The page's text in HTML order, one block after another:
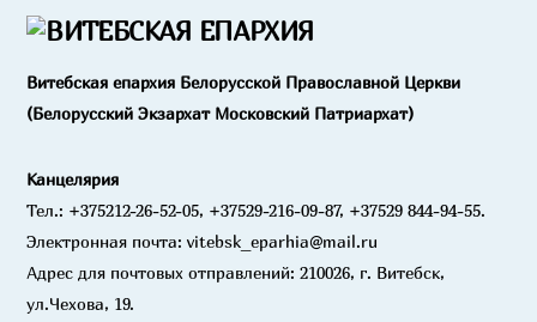
Витебская епархия Белорусской Православной Церкви
(Белорусский Экзархат Московский Патриархат)
Канцелярия
Тел.: +375212-26-52-05, +37529-216-09-87, +37529 844-94-55.
Электронная почта: vitebsk_eparhia@mail.ru
Адрес для почтовых отправлений: 210026, г. Витебск,
ул.Чехова, 19.